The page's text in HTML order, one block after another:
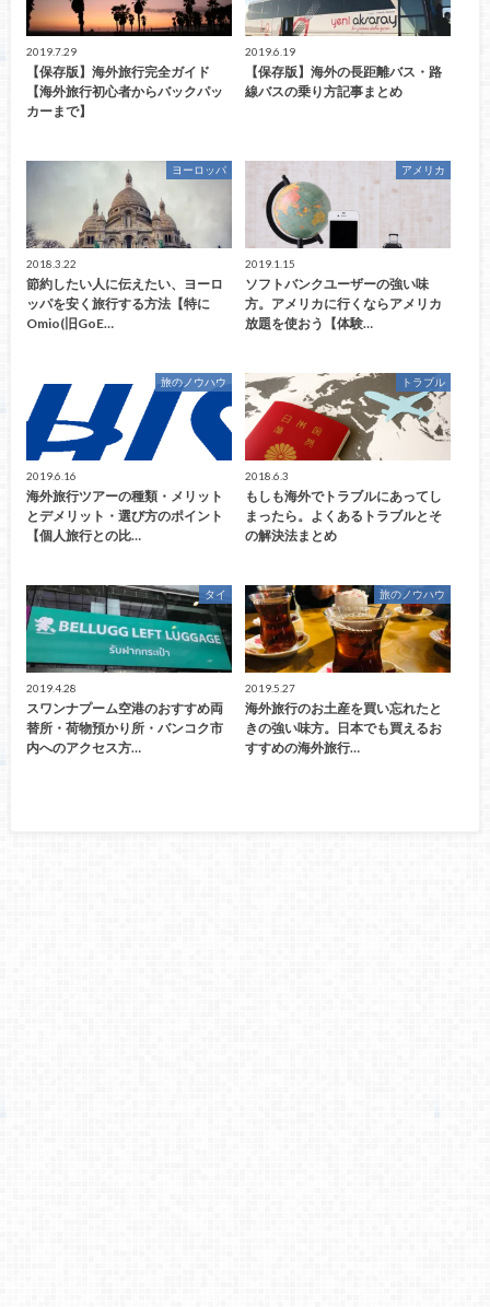
2019.7.29
【保存版】海外旅行完全ガイド
【海外旅行初心者からバックパッ
カーまで】
2019.6.19
【保存版】海外の長距離バス・路
線バスの乗り方記事まとめ
ヨーロッパ
2018.3.22
節約したい人に伝えたい、ヨーロ
ッパを安く旅行する方法【特に
Omio(旧GoE…
アメリカ
2019.1.15
ソフトバンクユーザーの強い味
方。アメリカに行くならアメリカ
放題を使おう【体験…
旅のノウハウ
2019.6.16
海外旅行ツアーの種類・メリット
とデメリット・選び方のポイント
【個人旅行との比…
トラブル
2018.6.3
もしも海外でトラブルにあってし
まったら。よくあるトラブルとそ
の解決法まとめ
タイ
2019.4.28
スワンナプーム空港のおすすめ両
替所・荷物預かり所・バンコク市
内へのアクセス方…
旅のノウハウ
2019.5.27
海外旅行のお土産を買い忘れたと
きの強い味方。日本でも買えるお
すすめの海外旅行…